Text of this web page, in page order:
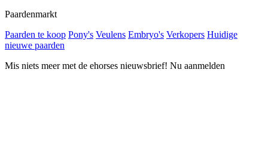
Paardenmarkt
Paarden te koop Pony's Veulens Embryo's Verkopers Huidige
nieuwe paarden
Mis niets meer met de ehorses nieuwsbrief! Nu aanmelden